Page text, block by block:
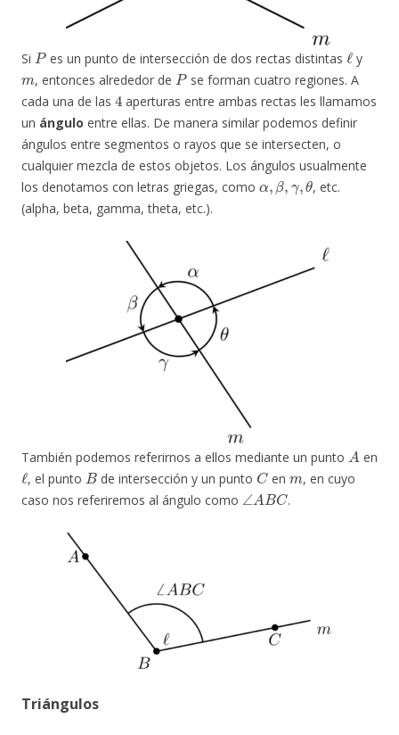
Si
P
es un punto de intersección de dos rectas distintas
ℓ
y
m
, entonces alrededor de
P
se forman cuatro regiones. A
cada una de las
4
aperturas entre ambas rectas les llamamos
un ángulo entre ellas. De manera similar podemos definir
ángulos entre segmentos o rayos que se intersecten, o
cualquier mezcla de estos objetos. Los ángulos usualmente
los denotamos con letras griegas, como
α,β,γ, θ
, etc.
(alpha, beta, gamma, theta, etc.).
También podemos referirnos a ellos mediante un punto
A
en
ℓ
, el punto
B
de intersección y un punto
C
en
m
, en cuyo
caso nos referiremos al ángulo como
∠ ABC
.
Triángulos